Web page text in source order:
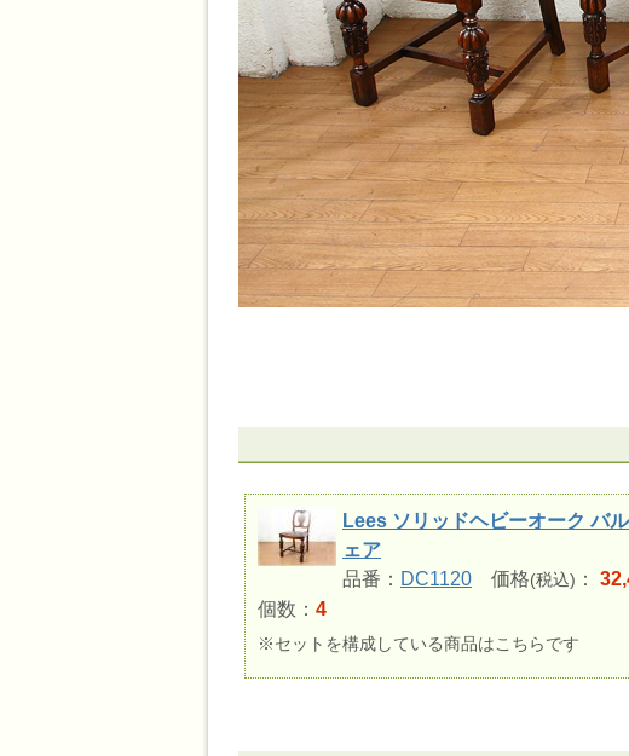
Lees ソリッドヘビーオーク バ
ェア
品番： DC1120 価格(税込) ：
個数： 4
※セットを構成している商品はこちらです